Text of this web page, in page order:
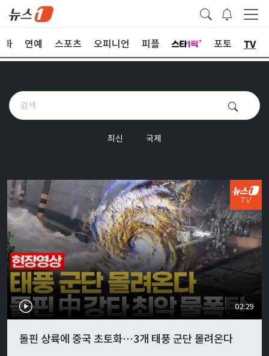
화 연예 스포츠 오피니언 피플 포토 TV
최신 국제
02:29
돌핀 상륙에 중국 초토화…3개 태풍 군단 몰려온다